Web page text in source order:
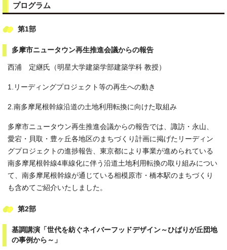
プログラム
第1部
多摩市ニュータウン再生推進会議からの報告
西浦 定継氏（明星大学建築学部建築学科 教授）
1.リーディングプロジェクト等の再生への動き
2.南多摩尾根幹線沿道の土地利用転換に向けた取組み
多摩市ニュータウン再生推進会議からの報告では、諏訪・永山、
愛宕・貝取・豊ヶ丘各地区のまちづくり計画に掲げたリーディン
グプロジェクトの進捗報告、東京都により事業が進められている
南多摩尾根幹線4車線化に伴う沿道土地利用転換の取り組みについ
て、南多摩尾根幹線が通じている相模原市・橋本駅のまちづくり
も含めてご紹介いたしました。
第2部
基調講演「世代を紡ぐネイバーフッドデザイン～ひばりが丘団地
の事例から～」